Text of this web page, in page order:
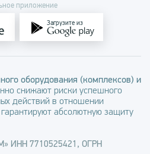
приложение
Загрузите из
оборудования (комплексов) и
снижают риски успешного
действий в отношении
абсолютную защиту
ИНН 7710525421, ОГРН